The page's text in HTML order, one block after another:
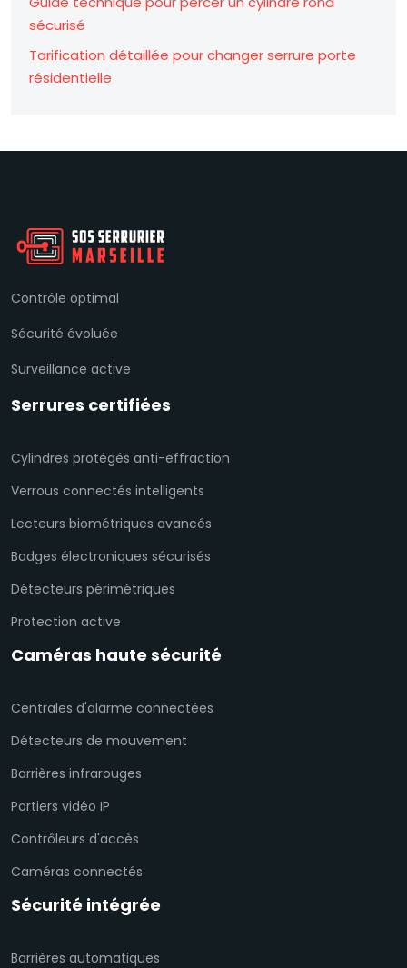
sécurisé
Tarification détaillée pour changer serrure porte
résidentielle
Contrôle optimal
Sécurité évoluée
Surveillance active
Serrures certifiées
Cylindres protégés anti-effraction
Verrous connectés intelligents
Lecteurs biométriques avancés
Badges électroniques sécurisés
Détecteurs périmétriques
Protection active
Caméras haute sécurité
Centrales d'alarme connectées
Détecteurs de mouvement
Barrières infrarouges
Portiers vidéo IP
Contrôleurs d'accès
Caméras connectés
Sécurité intégrée
Barrières automatiques